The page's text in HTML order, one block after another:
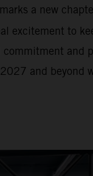
a new
excitement to
and
and beyond